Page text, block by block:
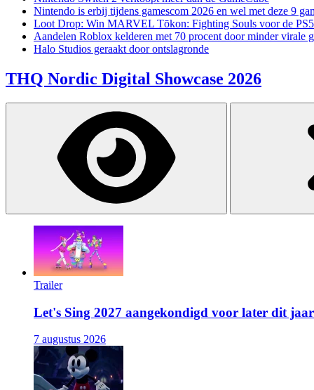
Nintendo is erbij tijdens gamescom 2026 en wel met deze 9
Loot Drop: Win MARVEL Tōkon: Fighting Souls voor de PS5
Aandelen Roblox kelderen met 70 procent door minder virale
Halo Studios geraakt door ontslagronde
THQ Nordic Digital Showcase 2026
Trailer
Let's Sing 2027 aangekondigd voor later dit jaar
7 augustus 2026